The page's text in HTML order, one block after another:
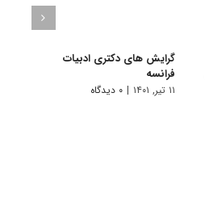
گرایش های دکتری ادبیات
فراﻧﺴﻪ
۱۱ تیر, ۱۴۰۱ | ۰ دیدگاه